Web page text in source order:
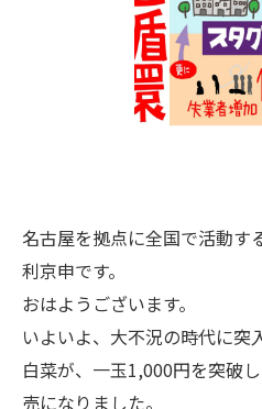
名古屋を拠点に全国で活動す
利京申です。
おはようございます。
いよいよ、大不況の時代に突
白菜が、一玉1,000円を突破
売になりました。